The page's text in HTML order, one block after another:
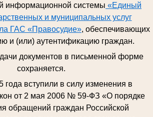
информационной системы «Единый
и муниципальных услуг
ГАС «Правосудие», обеспечивающих
и (или) аутентификацию граждан.
документов в письменной форме
сохраняется.
года вступили в силу изменения в
от 2 мая 2006 № 59-ФЗ «О порядке
обращений граждан Российской